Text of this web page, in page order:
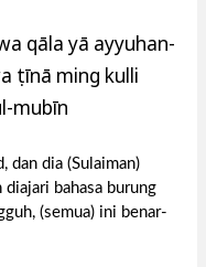
qāla yā ayyuhan-
ụtīnā ming kulli
mubīn
dan dia (Sulaiman)
diajari bahasa burung
(semua) ini benar-